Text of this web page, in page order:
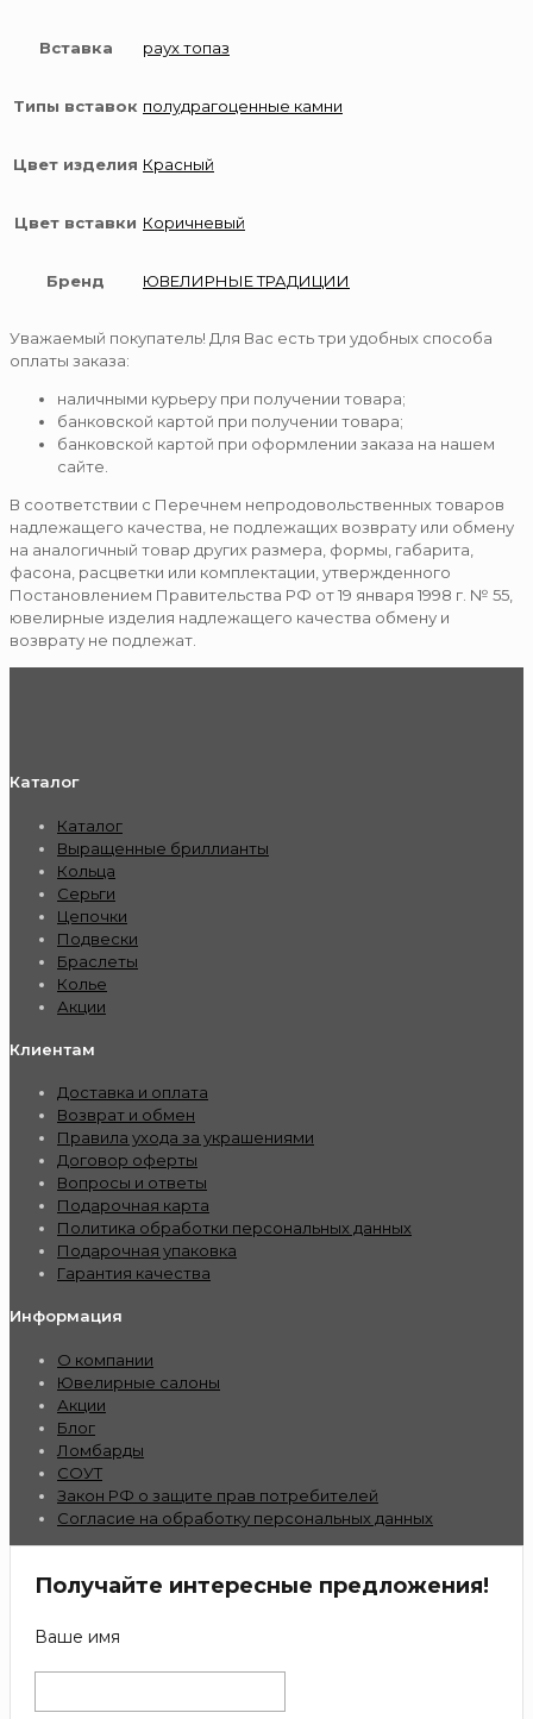
Вставка раух топаз
Типы вставок полудрагоценные камни
Цвет изделия Красный
Цвет вставки Коричневый
Бренд ЮВЕЛИРНЫЕ ТРАДИЦИИ
Уважаемый покупатель! Для Вас есть три удобных способа
оплаты заказа:
наличными курьеру при получении товара;
банковской картой при получении товара;
банковской картой при оформлении заказа на нашем
сайте.
В соответствии с Перечнем непродовольственных товаров
надлежащего качества, не подлежащих возврату или обмену
на аналогичный товар других размера, формы, габарита,
фасона, расцветки или комплектации, утвержденного
Постановлением Правительства РФ от 19 января 1998 г. № 55,
ювелирные изделия надлежащего качества обмену и
возврату не подлежат.
Каталог
Каталог
Выращенные бриллианты
Кольца
Серьги
Цепочки
Подвески
Браслеты
Колье
Акции
Клиентам
Доставка и оплата
Возврат и обмен
Правила ухода за украшениями
Договор оферты
Вопросы и ответы
Подарочная карта
Политика обработки персональных данных
Подарочная упаковка
Гарантия качества
Информация
О компании
Ювелирные салоны
Акции
Блог
Ломбарды
СОУТ
Закон РФ о защите прав потребителей
Согласие на обработку персональных данных
Получайте интересные предложения!
Ваше имя